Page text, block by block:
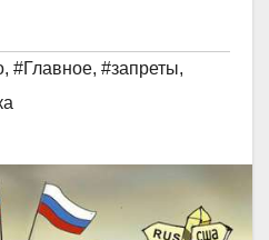
, #Главное, #запреты,